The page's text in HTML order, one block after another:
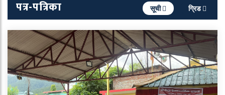
पत्र-पत्रिका सूची ग्रिड